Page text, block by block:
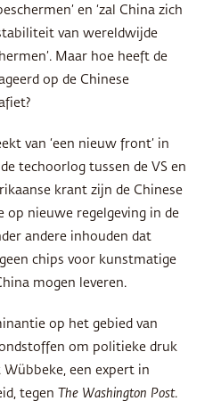
en ‘zal China zich
van wereldwijde
Maar hoe heeft de
op de Chinese
van ‘een nieuw front’ in
techoorlog tussen de VS en
krant zijn de Chinese
op nieuwe regelgeving in de
andere inhouden dat
chips voor kunstmatige
mogen leveren.
op het gebied van
om politieke druk
een expert in
tegen The Washington Post.